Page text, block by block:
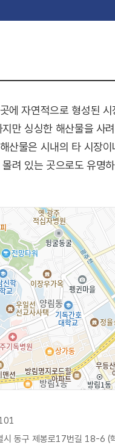
에 자연적으로 형성된
만 싱싱한 해산물을 사
산물은 시내의 타 시장
려 있는 곳으로도 유명
시 동구 제봉로17번길 18-6 (